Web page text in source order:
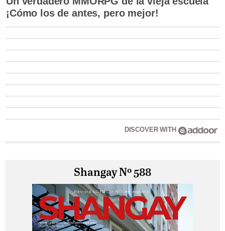
¡Cómo los de antes, pero mejor!
DISCOVER WITH
Shangay Nº 588